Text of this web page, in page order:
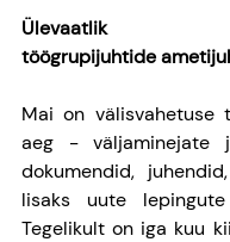
Ülevaatlik
töögrupijuhtide
Mai on välisvahetuse
aeg - väljaminejate
dokumendid,
lisaks uute lepingute
Tegelikult on iga kuu